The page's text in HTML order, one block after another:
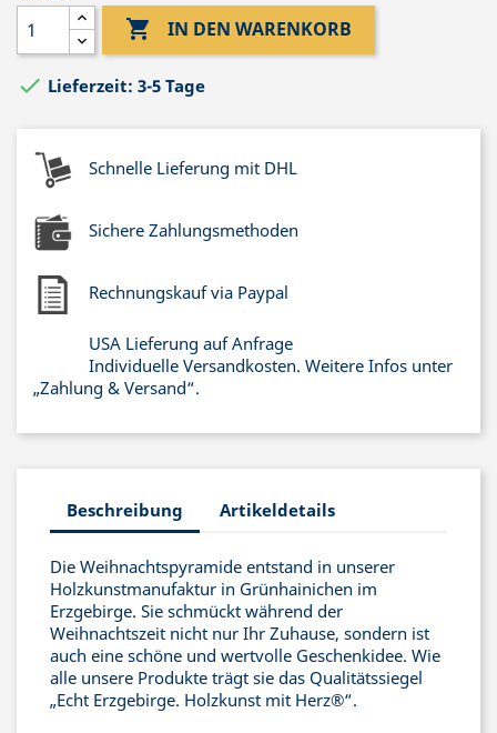
 IN DEN WARENKORB
 Lieferzeit: 3-5 Tage
Schnelle Lieferung mit DHL
Sichere Zahlungsmethoden
Rechnungskauf via Paypal
USA Lieferung auf Anfrage
Individuelle Versandkosten. Weitere Infos unter
„Zahlung & Versand“.
Beschreibung Artikeldetails
Die Weihnachtspyramide entstand in unserer
Holzkunstmanufaktur in Grünhainichen im
Erzgebirge. Sie schmückt während der
Weihnachtszeit nicht nur Ihr Zuhause, sondern ist
auch eine schöne und wertvolle Geschenkidee. Wie
alle unsere Produkte trägt sie das Qualitätssiegel
„Echt Erzgebirge. Holzkunst mit Herz®“.